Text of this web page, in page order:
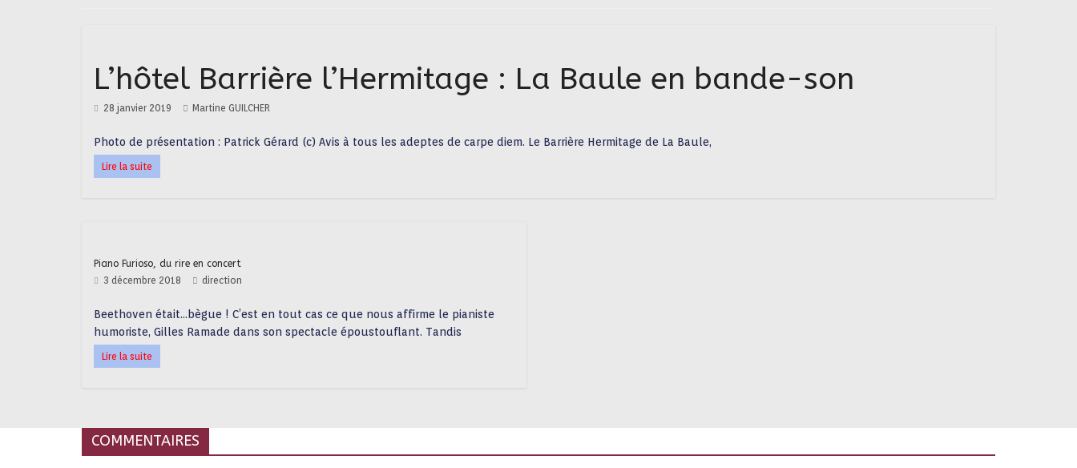
L’hôtel Barrière l’Hermitage : La Baule en bande-son
28 janvier 2019 Martine GUILCHER
Photo de présentation : Patrick Gérard (c) Avis à tous les adeptes de carpe diem. Le Barrière Hermitage de La Baule,
Lire la suite
Piano Furioso, du rire en concert
3 décembre 2018 direction
Beethoven était…bègue ! C’est en tout cas ce que nous affirme le pianiste
humoriste, Gilles Ramade dans son spectacle époustouflant. Tandis
Lire la suite
COMMENTAIRES